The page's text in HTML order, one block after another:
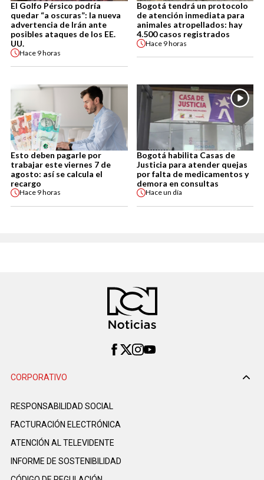
El Golfo Pérsico podría
quedar “a oscuras”: la nueva
advertencia de Irán ante
posibles ataques de los EE.
UU.
Hace 9 horas
Bogotá tendrá un protocolo
de atención inmediata para
animales atropellados: hay
4.500 casos registrados
Hace 9 horas
Esto deben pagarle por
trabajar este viernes 7 de
agosto: así se calcula el
recargo
Hace 9 horas
Bogotá habilita Casas de
Justicia para atender quejas
por falta de medicamentos y
demora en consultas
Haceun día
CORPORATIVO
RESPONSABILIDAD SOCIAL
FACTURACIÓN ELECTRÓNICA
ATENCIÓN AL TELEVIDENTE
INFORME DE SOSTENIBILIDAD